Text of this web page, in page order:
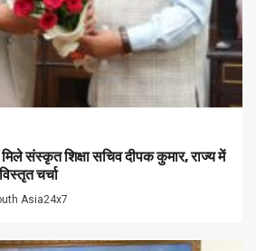
संस्कृत शिक्षा सचिव दीपक कुमार, राज्य में
चर्चा
Asia24x7